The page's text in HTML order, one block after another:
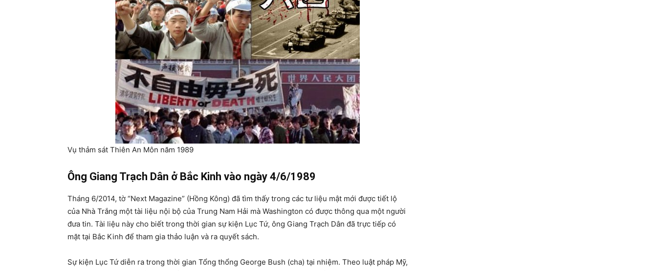
Vụ thảm sát Thiên An Môn năm 1989
Ông Giang Trạch Dân ở Bắc Kinh vào ngày 4/6/1989
Tháng 6/2014, tờ “Next Magazine” (Hồng Kông) đã tìm thấy trong các tư liệu mật mới được tiết lộ
của Nhà Trắng một tài liệu nội bộ của Trung Nam Hải mà Washington có được thông qua một người
đưa tin. Tài liệu này cho biết trong thời gian sự kiện Lục Tứ, ông Giang Trạch Dân đã trực tiếp có
mặt tại Bắc Kinh để tham gia thảo luận và ra quyết sách.
Sự kiện Lục Tứ diễn ra trong thời gian Tổng thổng George Bush (cha) tại nhiệm. Theo luật pháp Mỹ,